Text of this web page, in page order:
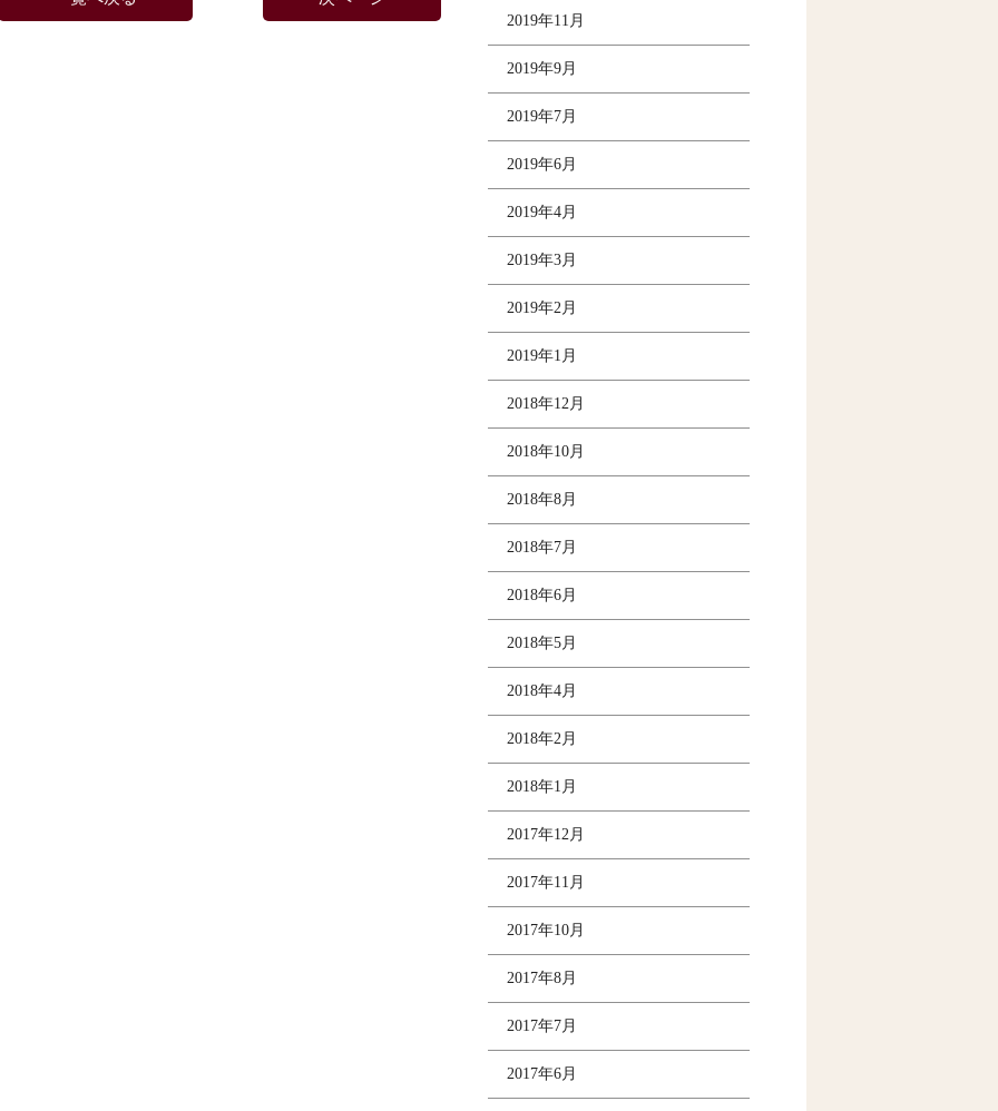
2019年11月
2019年9月
2019年7月
2019年6月
2019年4月
2019年3月
2019年2月
2019年1月
2018年12月
2018年10月
2018年8月
2018年7月
2018年6月
2018年5月
2018年4月
2018年2月
2018年1月
2017年12月
2017年11月
2017年10月
2017年8月
2017年7月
2017年6月